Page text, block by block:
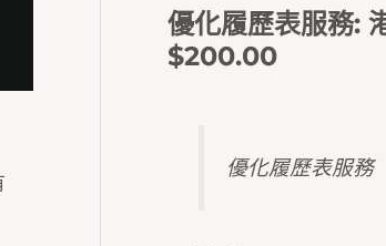
優化履歷表服務:
$200.00
優化履歷表服務